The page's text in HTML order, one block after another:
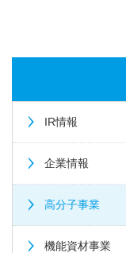
IR情報
企業情報
高分子事業
機能資材事業